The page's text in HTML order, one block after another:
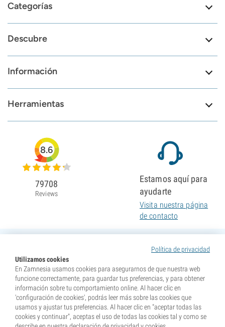
Categorías
Descubre
Información
Herramientas
Política de privacidad
Utilizamos cookies
En Zamnesia usamos cookies para asegurarnos de que nuestra web
funcione correctamente, para guardar tus preferencias, y para obtener
información sobre tu comportamiento online. Al hacer clic en
'configuración de cookies', podrás leer más sobre las cookies que
usamos y ajustar tus preferencias. Al hacer clic en "aceptar todas las
cookies y continuar", aceptas el uso de todas las cookies tal y como se
8.6
79708
Reviews
Estamos aquí para
ayudarte
Visita nuestra página
de contacto